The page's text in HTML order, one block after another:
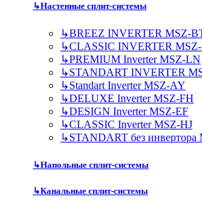
↳Настенные сплит-системы
↳BREEZ INVERTER MSZ-
↳CLASSIC INVERTER
↳PREMIUM Inverter MSZ-LN
↳STANDART INVERTER
↳Standart Inverter MSZ-AY
↳DELUXE Inverter MSZ-FH
↳DESIGN Inverter MSZ-EF
↳CLASSIC Inverter MSZ-HJ
↳STANDART без инвертора
↳Напольные сплит-системы
↳Канальные сплит-системы